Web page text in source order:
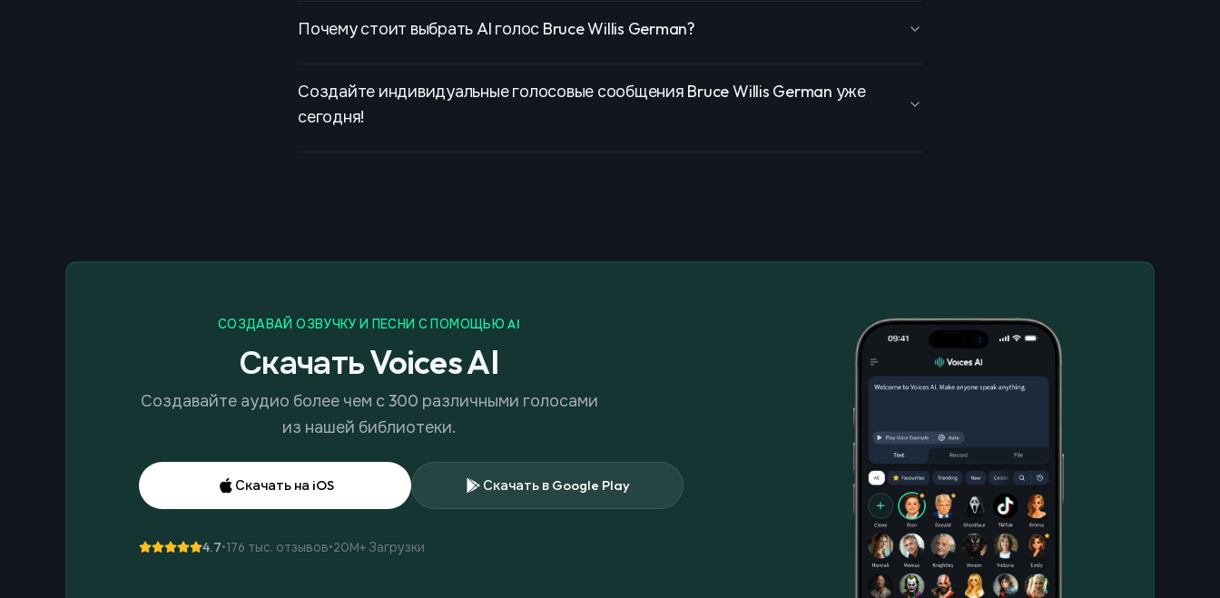
Почему стоит выбрать AI голос Bruce Willis German?
Создайте индивидуальные голосовые сообщения Bruce Willis German уже
сегодня!
СОЗДАВАЙ ОЗВУЧКУ И ПЕСНИ С ПОМОЩЬЮ AI
Скачать Voices AI
Создавайте аудио более чем с 300 различными голосами
из нашей библиотеки.
Скачать на iOS Скачать в Google Play
4.7•176 тыс. отзывов•20M+ Загрузки